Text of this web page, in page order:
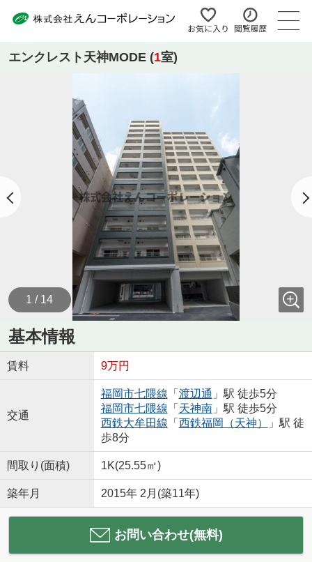
エンクレスト天神MODE (1室)
1 / 14
基本情報
賃料 9万円
交通
福岡市七隈線 「 渡辺通 」駅 徒歩5分
福岡市七隈線 「 天神南」駅 徒歩5分
西鉄大牟田線 「 西鉄福岡（天神）
」駅 徒
歩8分
間取り(面積) 1K(25.55㎡)
築年月 2015年 2月(築11年)
お問い合わせ(無料)